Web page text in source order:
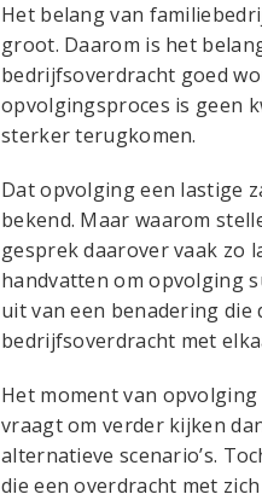
Het belang van
groot. Daarom is het
bedrijfsoverdracht goed
opvolgingsproces is geen
sterker terugkomen.
Dat opvolging een lastige
bekend. Maar waarom
gesprek daarover vaak zo
handvatten om opvolging
uit van een benadering die
bedrijfsoverdracht met
Het moment van
vraagt om verder kijken
alternatieve scenario’s.
die een overdracht met